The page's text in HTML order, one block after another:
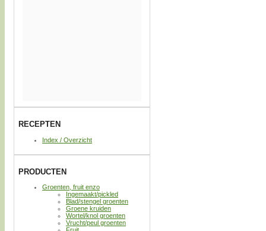
RECEPTEN
Index / Overzicht
PRODUCTEN
Groenten, fruit enzo
Ingemaakt/pickled
Blad/stengel groenten
Groene kruiden
Wortel/knol groenten
Vrucht/peul groenten